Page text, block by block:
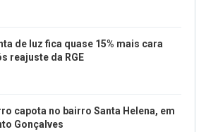
de luz fica quase 15% mais cara
reajuste da RGE
capota no bairro Santa Helena, em
Gonçalves